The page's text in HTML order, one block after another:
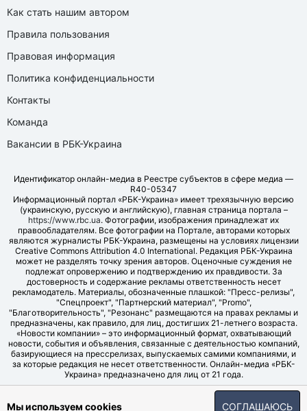
Как стать нашим автором
Правила пользования
Правовая информация
Политика конфиденциальности
Контакты
Команда
Вакансии в РБК-Украина
Идентификатор онлайн-медиа в Реестре субъектов в сфере медиа —
R40-05347
Информационный портал «РБК-Украина» имеет трехязычную версию
(украинскую, русскую и английскую), главная страница портала –
https://www.rbc.ua. Фотографии, изображения принадлежат их
правообладателям. Все фотографии на Портале, авторами которых
являются журналисты РБК-Украина, размещены на условиях лицензии
Creative Commons Attribution 4.0 International. Редакция РБК-Украина
может не разделять точку зрения авторов. Оценочные суждения не
подлежат опровержению и подтверждению их правдивости. За
достоверность и содержание рекламы ответственность несет
рекламодатель. Материалы, обозначенные плашкой: "Пресс-релизы",
"Спецпроект", "Партнерский материал", "Promo",
"Благотворительность", "Резонанс" размещаются на правах рекламы и
предназначены, как правило, для лиц, достигших 21-летнего возраста.
«Новости компании» – это информационный формат, охватывающий
новости, события и объявления, связанные с деятельностью компаний,
базирующиеся на прессрелизах, выпускаемых самими компаниями, и
за которые редакция не несет ответственности. Онлайн-медиа «РБК-
Украина» предназначено для лиц от 21 года.
© LLC "UBT MEDIA", 2006-2026.
Мы используем cookies СОГЛАШАЮСЬ